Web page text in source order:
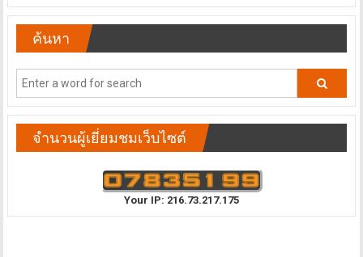
ค้นหา
จำนวนผู้เยี่ยมชมเว็บไซต์
Your IP: 216.73.217.175